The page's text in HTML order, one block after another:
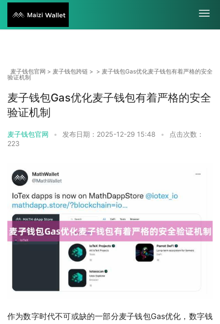
麦子钱包官网 > 麦子钱包跨链 > > 麦子钱包Gas优化麦子钱包有着严格的安全
验证机制
麦子钱包Gas优化麦子钱包有着严格的安全
验证机制
麦子钱包官网 • 发布日期：2025-12-29 15:48 •
点击次数：
223
作为数字时代不可或缺的一部分麦子钱包Gas优化，数字钱